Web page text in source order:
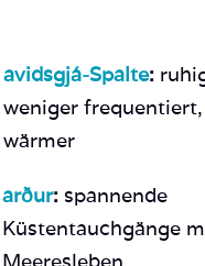
avidsgjá-Spalte:
weniger
wärmer
arður: spannende
Küstentauchgänge
Meeresleben